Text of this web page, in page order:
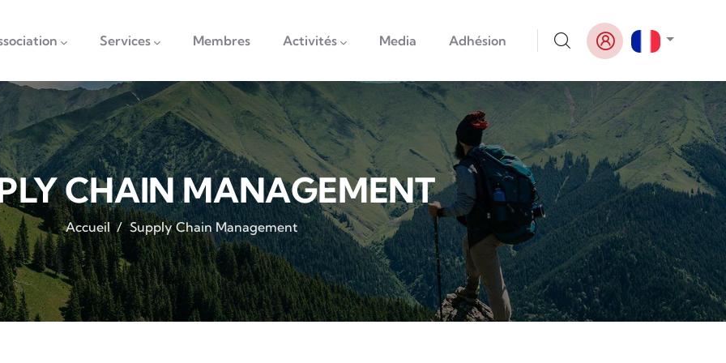
Services Membres Activités Media Adhésion Lister
CHAIN MANAGEMENT
Accueil / Supply Chain Management